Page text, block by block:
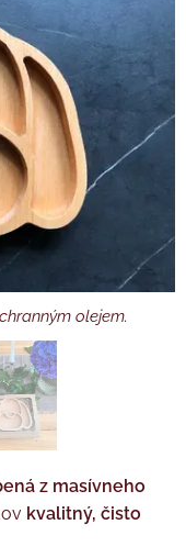
olejem.
z masívneho
kvalitný, čisto